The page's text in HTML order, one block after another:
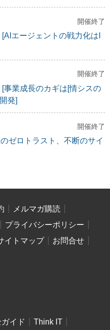
開催終了
エージェントの戦力化はI
開催終了
[事業成長のカギは[情シスの
発]
開催終了
ゼロトラスト、不断のサイ
メルマガ購読
プライバシーポリシー
イトマップ
お問合せ
イド
Think IT